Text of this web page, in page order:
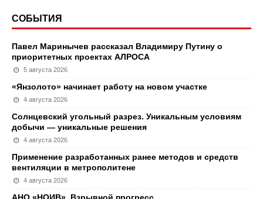
СОБЫТИЯ
Павел Маринычев рассказал Владимиру Путину о
приоритетных проектах АЛРОСА
5 августа 2026
«Янзолото» начинает работу на новом участке
4 августа 2026
Солнцевский угольный разрез. Уникальным условиям
добычи — уникальные решения
4 августа 2026
Применение разработанных ранее методов и средств
вентиляции в метрополитене
4 августа 2026